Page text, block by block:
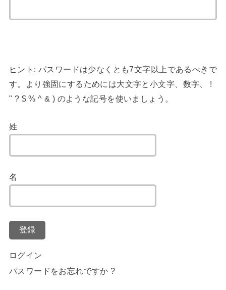
ヒント: パスワードは少なくとも7文字以上であるべきで
す。より強固にするためには大文字と小文字、数字、 !
" ? $ % ^ & ) のような記号を使いましょう。
姓
名
登録
ログイン
パスワードをお忘れですか ?